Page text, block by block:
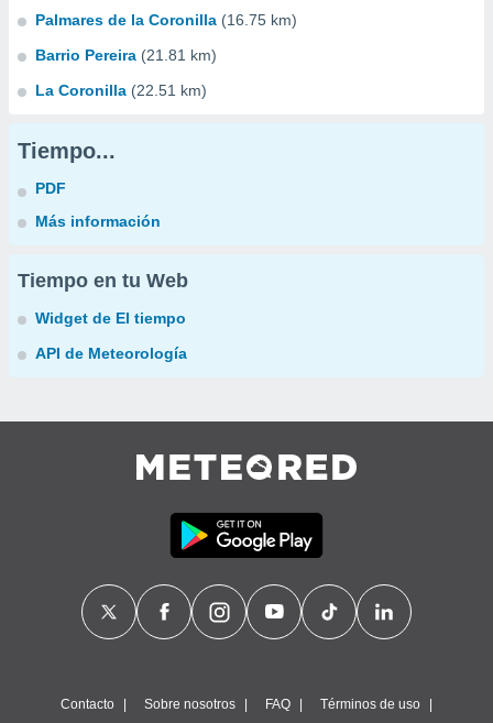
Palmares de la Coronilla (16.75 km)
Barrio Pereira (21.81 km)
La Coronilla (22.51 km)
Tiempo...
PDF
Más información
Tiempo en tu Web
Widget de El tiempo
API de Meteorología
Contacto Sobre nosotros FAQ Términos de uso